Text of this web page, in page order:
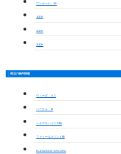
ワンルーム・1K
1LDK
2LDK
3LDK
周辺の物件情報
ヴィーダ ４１
パーチェ Ｂ
ハラマキハイツＧ棟
ファミールメゾンＡ棟
ELEGANCE SAKURA